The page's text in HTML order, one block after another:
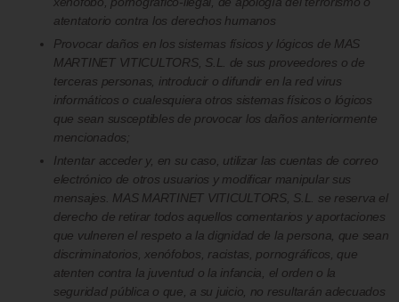
atentatorio contra los derechos humanos
Provocar daños en los sistemas físicos y lógicos de MAS
MARTINET VITICULTORS, S.L. de sus proveedores o de
terceras personas, introducir o difundir en la red virus
informáticos o cualesquiera otros sistemas físicos o lógicos
que sean susceptibles de provocar los daños anteriormente
mencionados;
Intentar acceder y, en su caso, utilizar las cuentas de correo
electrónico de otros usuarios y modificar manipular sus
mensajes. MAS MARTINET VITICULTORS, S.L. se reserva el
derecho de retirar todos aquellos comentarios y aportaciones
que vulneren el respeto a la dignidad de la persona, que sean
discriminatorios, xenófobos, racistas, pornográficos, que
atenten contra la juventud o la infancia, el orden o la
seguridad pública o que, a su juicio, no resultarán adecuados